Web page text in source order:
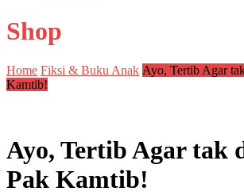
Shop
Home Fiksi & Buku Anak Ayo, Tertib Agar
Kamtib!
Ayo, Tertib Agar tak
Pak Kamtib!